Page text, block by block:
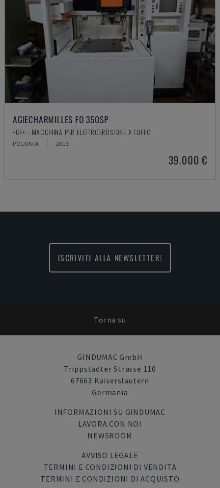
AGIECHARMILLES FO 350SP
+GF+ - MACCHINA PER ELETTROEROSIONE A TUFFO
POLONIA 2013
39.000 €
ISCRIVITI ALLA NEWSLETTER!
Torna su
GINDUMAC GmbH
Trippstadter Strasse 110
67663 Kaiserslautern
Germania
INFORMAZIONI SU GINDUMAC
LAVORA CON NOI
NEWSROOM
AVVISO LEGALE
TERMINI E CONDIZIONI DI VENDITA
TERMINI E CONDIZIONI DI ACQUISTO